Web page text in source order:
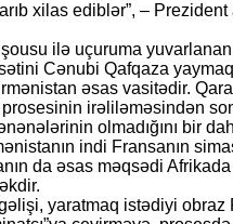
xilas ediblər”, –
ilə uçuruma
Cənubi Qafqaza
əsas vasitədir.
irəliləməsindən
olmadığını bir
indi Fransanın
da əsas məqsədi
yaratmaq istədiyi obraz